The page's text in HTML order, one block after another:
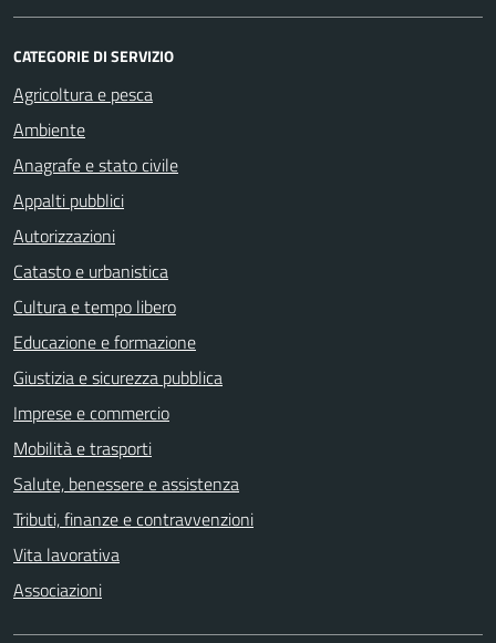
CATEGORIE DI SERVIZIO
Agricoltura e pesca
Ambiente
Anagrafe e stato civile
Appalti pubblici
Autorizzazioni
Catasto e urbanistica
Cultura e tempo libero
Educazione e formazione
Giustizia e sicurezza pubblica
Imprese e commercio
Mobilità e trasporti
Salute, benessere e assistenza
Tributi, finanze e contravvenzioni
Vita lavorativa
Associazioni